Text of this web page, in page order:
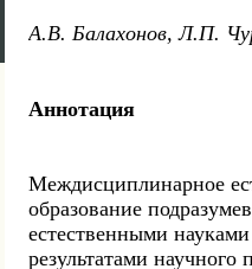
А.В. Балахонов, Л.П.
Аннотация
Междисциплинарное
образование
естественными
результатами